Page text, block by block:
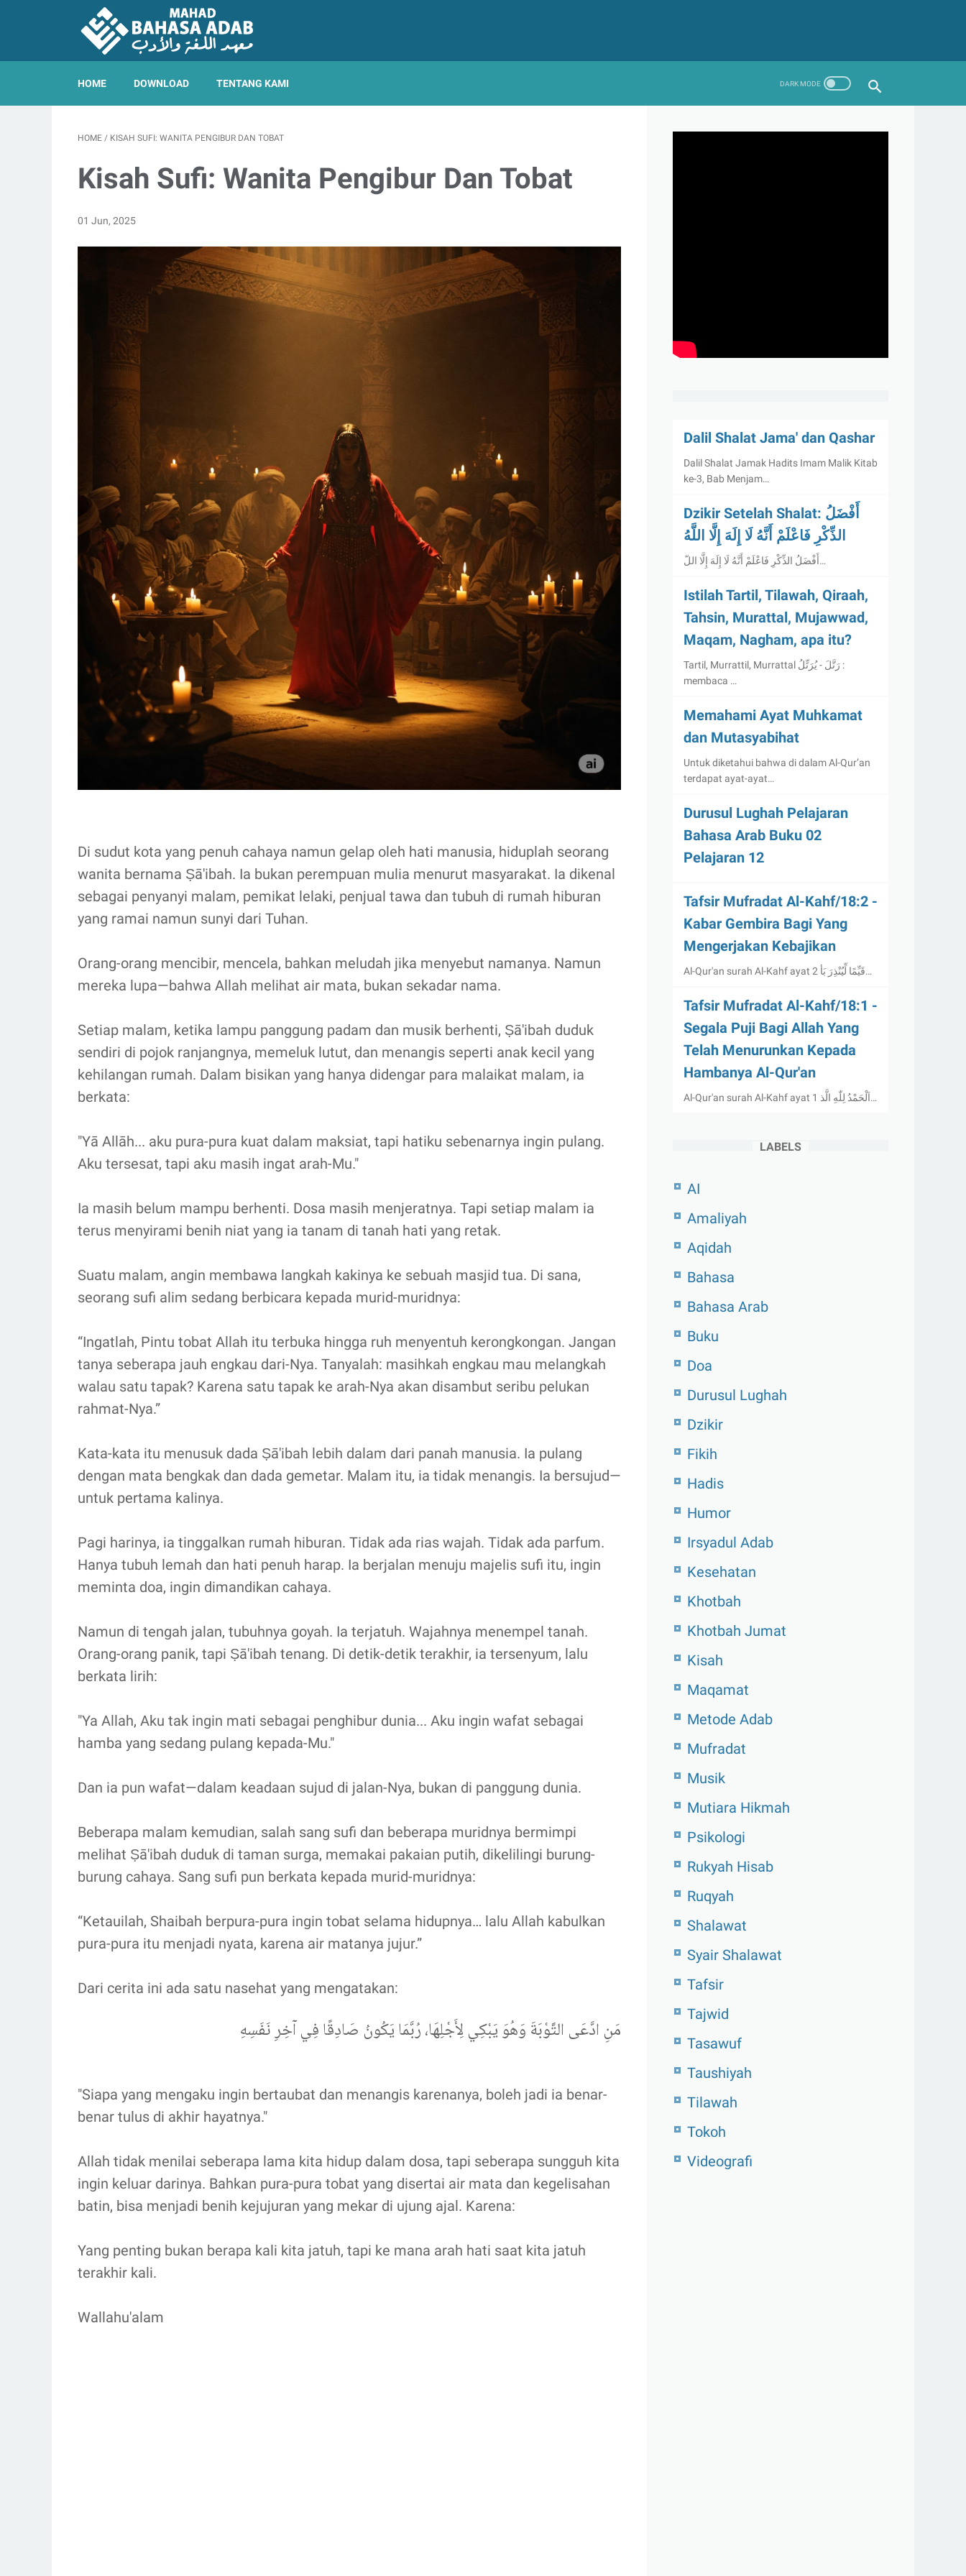
HOME DOWNLOAD TENTANG KAMI
HOME / KISAH SUFI: WANITA PENGIBUR DAN TOBAT
Kisah Sufi: Wanita Pengibur Dan Tobat
01 Jun, 2025
Di sudut kota yang penuh cahaya namun gelap oleh hati manusia, hiduplah seorang
wanita bernama Ṣā'ibah. Ia bukan perempuan mulia menurut masyarakat. Ia dikenal
sebagai penyanyi malam, pemikat lelaki, penjual tawa dan tubuh di rumah hiburan
yang ramai namun sunyi dari Tuhan.
Orang-orang mencibir, mencela, bahkan meludah jika menyebut namanya. Namun
mereka lupa—bahwa Allah melihat air mata, bukan sekadar nama.
Setiap malam, ketika lampu panggung padam dan musik berhenti, Ṣā'ibah duduk
sendiri di pojok ranjangnya, memeluk lutut, dan menangis seperti anak kecil yang
kehilangan rumah. Dalam bisikan yang hanya didengar para malaikat malam, ia
berkata:
"Yā Allāh... aku pura-pura kuat dalam maksiat, tapi hatiku sebenarnya ingin pulang.
Aku tersesat, tapi aku masih ingat arah-Mu."
Ia masih belum mampu berhenti. Dosa masih menjeratnya. Tapi setiap malam ia
terus menyirami benih niat yang ia tanam di tanah hati yang retak.
Suatu malam, angin membawa langkah kakinya ke sebuah masjid tua. Di sana,
seorang sufi alim sedang berbicara kepada murid-muridnya:
“Ingatlah, Pintu tobat Allah itu terbuka hingga ruh menyentuh kerongkongan. Jangan
tanya seberapa jauh engkau dari-Nya. Tanyalah: masihkah engkau mau melangkah
walau satu tapak? Karena satu tapak ke arah-Nya akan disambut seribu pelukan
rahmat-Nya.”
Kata-kata itu menusuk dada Ṣā'ibah lebih dalam dari panah manusia. Ia pulang
dengan mata bengkak dan dada gemetar. Malam itu, ia tidak menangis. Ia bersujud—
untuk pertama kalinya.
Pagi harinya, ia tinggalkan rumah hiburan. Tidak ada rias wajah. Tidak ada parfum.
Hanya tubuh lemah dan hati penuh harap. Ia berjalan menuju majelis sufi itu, ingin
meminta doa, ingin dimandikan cahaya.
Namun di tengah jalan, tubuhnya goyah. Ia terjatuh. Wajahnya menempel tanah.
Orang-orang panik, tapi Ṣā'ibah tenang. Di detik-detik terakhir, ia tersenyum, lalu
berkata lirih:
"Ya Allah, Aku tak ingin mati sebagai penghibur dunia... Aku ingin wafat sebagai
hamba yang sedang pulang kepada-Mu."
Dan ia pun wafat—dalam keadaan sujud di jalan-Nya, bukan di panggung dunia.
Beberapa malam kemudian, salah sang sufi dan beberapa muridnya bermimpi
melihat Ṣā'ibah duduk di taman surga, memakai pakaian putih, dikelilingi burung-
burung cahaya. Sang sufi pun berkata kepada murid-muridnya:
“Ketauilah, Shaibah berpura-pura ingin tobat selama hidupnya… lalu Allah kabulkan
pura-pura itu menjadi nyata, karena air matanya jujur.”
Dari cerita ini ada satu nasehat yang mengatakan:
مَنِ ادَّعَى التَّوْبَةَ وَهُوَ يَبْكِي لِأَجْلِهَا، رُبَّمَا يَكُونُ صَادِقًا فِي آخِرِ نَفَسِهِ
"Siapa yang mengaku ingin bertaubat dan menangis karenanya, boleh jadi ia benar-
benar tulus di akhir hayatnya."
Allah tidak menilai seberapa lama kita hidup dalam dosa, tapi seberapa sungguh kita
ingin keluar darinya. Bahkan pura-pura tobat yang disertai air mata dan kegelisahan
batin, bisa menjadi benih kejujuran yang mekar di ujung ajal. Karena:
Yang penting bukan berapa kali kita jatuh, tapi ke mana arah hati saat kita jatuh
terakhir kali.
Wallahu'alam
Dalil Shalat Jama' dan Qashar
Dalil Shalat Jamak Hadits Imam Malik Kitab
ke-3, Bab Menjam…
Dzikir Setelah Shalat: أَفْضَلُ
الذِّكْرِ فَاعْلَمْ أَنَّهُ لَا إِلَهَ إِلَّا اللَّهُ
أَفْضَلُ الذِّكْرِ فَاعْلَمْ أَنَّهُ لَا إِلَهَ إِلَّا اللّ…
Istilah Tartil, Tilawah, Qiraah,
Tahsin, Murattal, Mujawwad,
Maqam, Nagham, apa itu?
Tartil, Murrattil, Murrattal رَتَّلَ - يُرَتِّلُ :
membaca …
Memahami Ayat Muhkamat
dan Mutasyabihat
Untuk diketahui bahwa di dalam Al-Qur’an
terdapat ayat-ayat…
Durusul Lughah Pelajaran
Bahasa Arab Buku 02
Pelajaran 12
Tafsir Mufradat Al-Kahf/18:2 -
Kabar Gembira Bagi Yang
Mengerjakan Kebajikan
Al-Qur'an surah Al-Kahf ayat 2 قَيِّمًا لِّيُنْذِرَ بَأ…
Tafsir Mufradat Al-Kahf/18:1 -
Segala Puji Bagi Allah Yang
Telah Menurunkan Kepada
Hambanya Al-Qur'an
Al-Qur'an surah Al-Kahf ayat 1 اَلْحَمْدُ لِلّٰهِ الَّذ…
LABELS
AI
Amaliyah
Aqidah
Bahasa
Bahasa Arab
Buku
Doa
Durusul Lughah
Dzikir
Fikih
Hadis
Humor
Irsyadul Adab
Kesehatan
Khotbah
Khotbah Jumat
Kisah
Maqamat
Metode Adab
Mufradat
Musik
Mutiara Hikmah
Psikologi
Rukyah Hisab
Ruqyah
Shalawat
Syair Shalawat
Tafsir
Tajwid
Tasawuf
Taushiyah
Tilawah
Tokoh
Videografi